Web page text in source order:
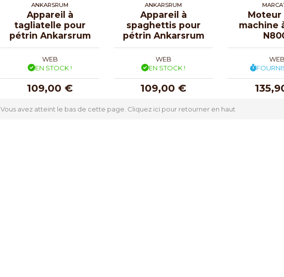
ANKARSRUM
Appareil à
tagliatelle pour
pétrin Ankarsrum
WEB
EN STOCK !
109,00 €
ANKARSRUM
Appareil à
spaghettis pour
pétrin Ankarsrum
WEB
EN STOCK !
109,00 €
Moteur
machine
WEB
Vous avez atteint le bas de cette page. Cliquez ici pour retourner en haut